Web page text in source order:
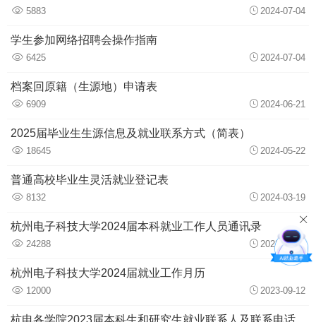
5883 2024-07-04
学生参加网络招聘会操作指南
6425 2024-07-04
档案回原籍（生源地）申请表
6909 2024-06-21
2025届毕业生生源信息及就业联系方式（简表）
18645 2024-05-22
普通高校毕业生灵活就业登记表
8132 2024-03-19
杭州电子科技大学2024届本科就业工作人员通讯录
24288 2023-09-13
杭州电子科技大学2024届就业工作月历
12000 2023-09-12
杭电各学院2023届本科生和研究生就业联系人及联系电话